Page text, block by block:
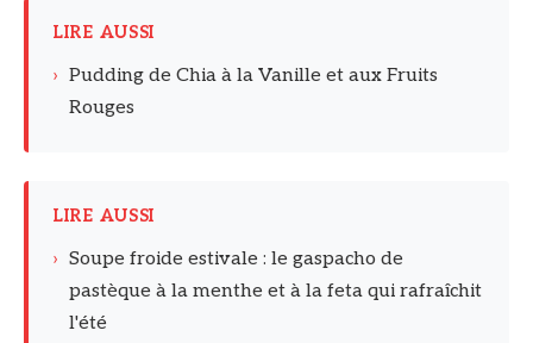
LIRE AUSSI
› Pudding de Chia à la Vanille et aux Fruits
Rouges
LIRE AUSSI
› Soupe froide estivale : le gaspacho de
pastèque à la menthe et à la feta qui rafraîchit
l'été